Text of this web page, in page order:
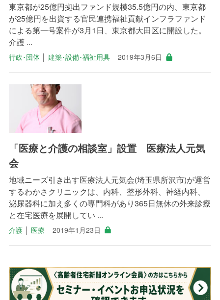
東京都が25億円拠出ファンド規模35.5億円の内、東京都
が25億円を出資する官民連携福祉貢献インフラファンド
による第一号案件が3月1日、東京都大田区に開設した。
介護 ...
行政･団体│ 建築･設備･福祉用具 2019年3月6日
「医療と介護の相談室」設置 医療法人元気
会
地域ニーズ引き出す医療法人元気会(埼玉県所沢市)が運営
するわかさクリニックは、内科、整形外科、神経内科、
泌尿器科に加え多くの専門科があり365日無休の外来診療
と在宅医療を展開してい ...
介護│ 医療 2019年1月23日